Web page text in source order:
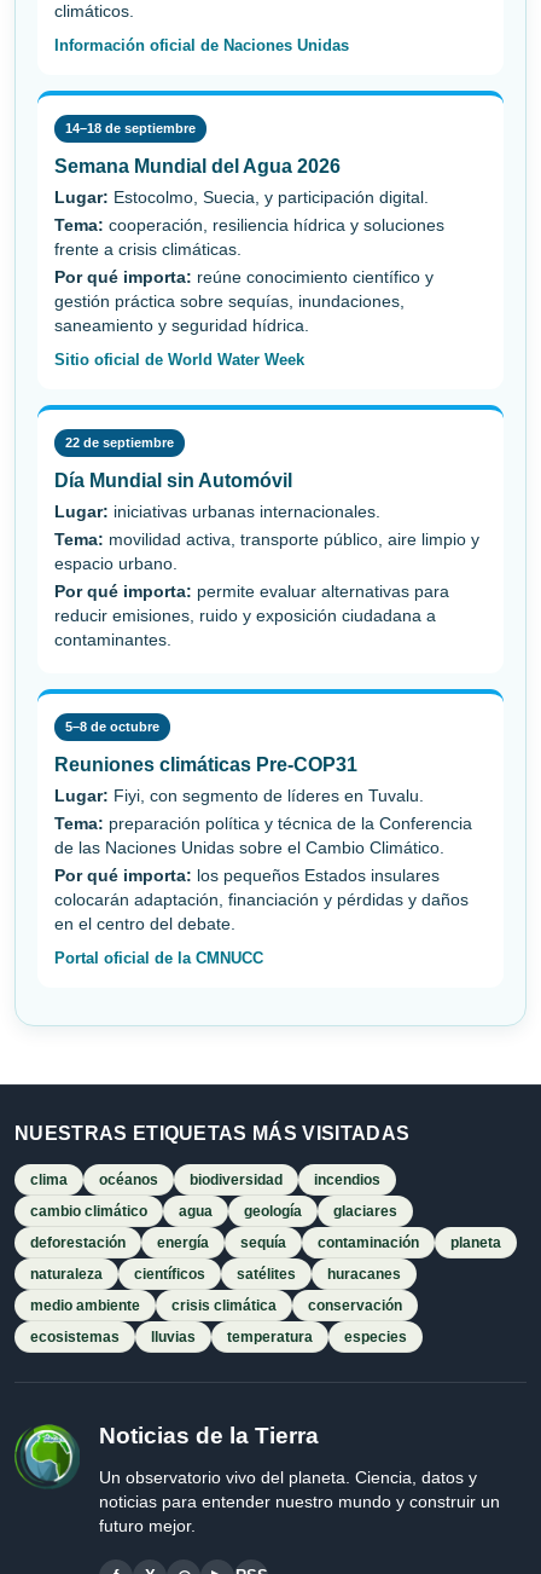
climáticos.
Información oficial de Naciones Unidas
14–18 de septiembre
Semana Mundial del Agua 2026
Lugar: Estocolmo, Suecia, y participación digital.
Tema: cooperación, resiliencia hídrica y soluciones
frente a crisis climáticas.
Por qué importa: reúne conocimiento científico y
gestión práctica sobre sequías, inundaciones,
saneamiento y seguridad hídrica.
Sitio oficial de World Water Week
22 de septiembre
Día Mundial sin Automóvil
Lugar: iniciativas urbanas internacionales.
Tema: movilidad activa, transporte público, aire limpio y
espacio urbano.
Por qué importa: permite evaluar alternativas para
reducir emisiones, ruido y exposición ciudadana a
contaminantes.
5–8 de octubre
Reuniones climáticas Pre-COP31
Lugar: Fiyi, con segmento de líderes en Tuvalu.
Tema: preparación política y técnica de la Conferencia
de las Naciones Unidas sobre el Cambio Climático.
Por qué importa: los pequeños Estados insulares
colocarán adaptación, financiación y pérdidas y daños
en el centro del debate.
Portal oficial de la CMNUCC
NUESTRAS ETIQUETAS MÁS VISITADAS
clima océanos biodiversidad
incendios
cambio climático
agua geología
glaciares
deforestación
energía sequía contaminación
planeta
naturaleza
científicos satélites
huracanes
medio ambiente
crisis climática
conservación
ecosistemas
lluvias temperatura especies
Noticias de la Tierra
Un observatorio vivo del planeta. Ciencia, datos y
noticias para entender nuestro mundo y construir un
futuro mejor.